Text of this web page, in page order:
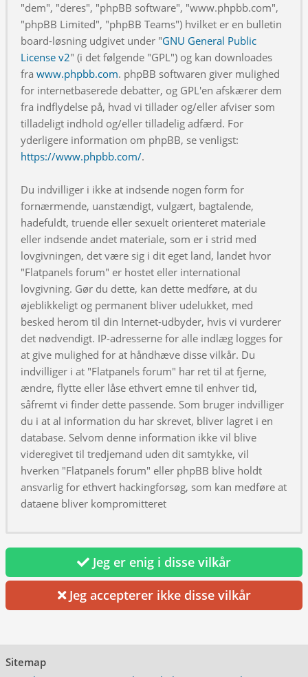
"dem", "deres", "phpBB software", "www.phpbb.com",
"phpBB Limited", "phpBB Teams") hvilket er en bulletin
board-løsning udgivet under "GNU General Public
License v2" (i det følgende "GPL") og kan downloades
fra www.phpbb.com. phpBB softwaren giver mulighed
for internetbaserede debatter, og GPL'en afskærer dem
fra indflydelse på, hvad vi tillader og/eller afviser som
tilladeligt indhold og/eller tilladelig adfærd. For
yderligere information om phpBB, se venligst:
https://www.phpbb.com/.
Du indvilliger i ikke at indsende nogen form for
fornærmende, uanstændigt, vulgært, bagtalende,
hadefuldt, truende eller sexuelt orienteret materiale
eller indsende andet materiale, som er i strid med
lovgivningen, det være sig i dit eget land, landet hvor
"Flatpanels forum" er hostet eller international
lovgivning. Gør du dette, kan dette medføre, at du
øjeblikkeligt og permanent bliver udelukket, med
besked herom til din Internet-udbyder, hvis vi vurderer
det nødvendigt. IP-adresserne for alle indlæg logges for
at give mulighed for at håndhæve disse vilkår. Du
indvilliger i at "Flatpanels forum" har ret til at fjerne,
ændre, flytte eller låse ethvert emne til enhver tid,
såfremt vi finder dette passende. Som bruger indvilliger
du i at al information du har skrevet, bliver lagret i en
database. Selvom denne information ikke vil blive
videregivet til tredjemand uden dit samtykke, vil
hverken "Flatpanels forum" eller phpBB blive holdt
ansvarlig for ethvert hackingforsøg, som kan medføre at
dataene bliver kompromitteret
Jeg er enig i disse vilkår
Jeg accepterer ikke disse vilkår
Sitemap